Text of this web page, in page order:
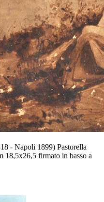
- Napoli 1899) Pastorella
18,5x26,5 firmato in basso a